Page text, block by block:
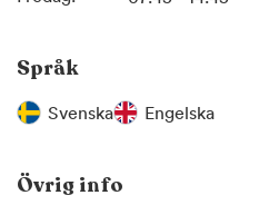
Språk
Svenska Engelska
Övrig info